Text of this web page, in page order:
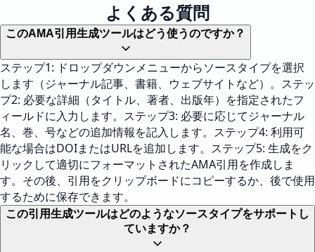
よくある質問
このAMA引用生成ツールはどう使うのですか？
ステップ1: ドロップダウンメニューからソースタイプを選択
します（ジャーナル記事、書籍、ウェブサイトなど）。ステッ
プ2: 必要な詳細（タイトル、著者、出版年）を指定されたフ
ィールドに入力します。ステップ3: 必要に応じてジャーナル
名、巻、号などの追加情報を記入します。ステップ4: 利用可
能な場合はDOIまたはURLを追加します。ステップ5: 生成をク
リックして適切にフォーマットされたAMA引用を作成しま
す。その後、引用をクリップボードにコピーするか、後で使用
するために保存できます。
この引用生成ツールはどのようなソースタイプをサポートし
ていますか？